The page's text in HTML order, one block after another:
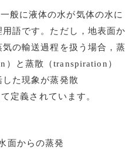
般に液体の水が気体の水に
語です。ただし，地表面か
の輸送過程を扱う場合，蒸
）と蒸散（transpiration）
た現象が蒸発散
定義されています。
面からの蒸発